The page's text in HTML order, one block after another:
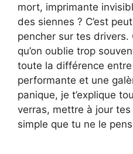
mort, imprimante
des siennes ? C’est
pencher sur tes
qu’on oublie trop
toute la différence
performante et une
panique, je t’explique
verras, mettre à jour tes
simple que tu ne le